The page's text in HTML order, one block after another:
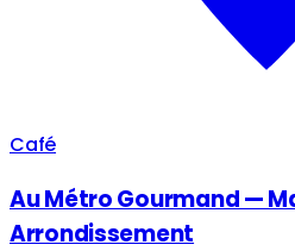
Café
Au Métro Gourmand —
Arrondissement